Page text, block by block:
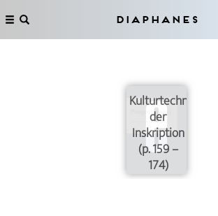
Diaphanes
Schrift,
–
Kulturtechniken
der
Inskription
(p. 159 –
174)